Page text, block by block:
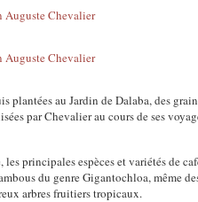
plantées au Jardin de Dalaba, des
par Chevalier au cours de ses
principales espèces et variétés de
du genre Gigantochloa, même
arbres fruitiers tropicaux.